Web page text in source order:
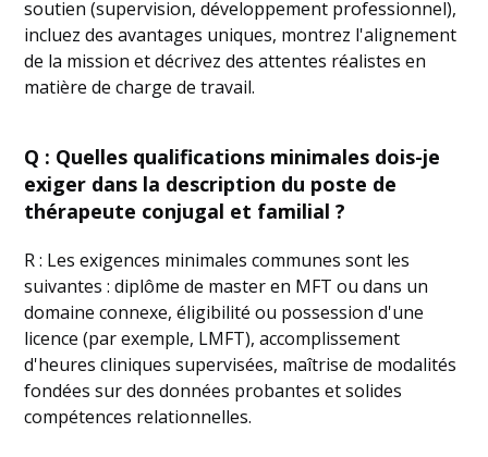
soutien (supervision, développement professionnel),
incluez des avantages uniques, montrez l'alignement
de la mission et décrivez des attentes réalistes en
matière de charge de travail.
Q : Quelles qualifications minimales dois-je
exiger dans la description du poste de
thérapeute conjugal et familial ?
R : Les exigences minimales communes sont les
suivantes : diplôme de master en MFT ou dans un
domaine connexe, éligibilité ou possession d'une
licence (par exemple, LMFT), accomplissement
d'heures cliniques supervisées, maîtrise de modalités
fondées sur des données probantes et solides
compétences relationnelles.